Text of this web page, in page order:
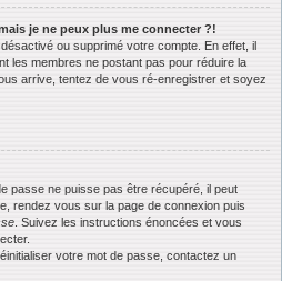
je ne peux plus me connecter ?!
ou supprimé votre compte. En effet, il
les membres ne postant pas pour réduire la
arrive, tentez de vous ré-enregistrer et soyez
passe ne puisse pas être récupéré, il peut
rendez vous sur la page de connexion puis
. Suivez les instructions énoncées et vous
votre mot de passe, contactez un